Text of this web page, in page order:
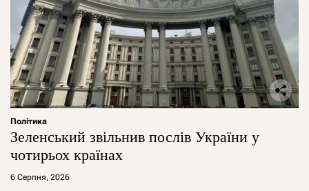
Політика
Зеленський звільнив послів України у
чотирьох країнах
6 Серпня, 2026